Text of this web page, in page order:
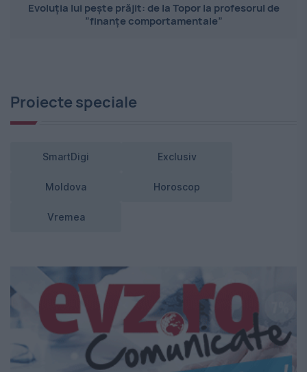
Evoluția lui pește prăjit: de la Topor la profesorul de
”finanțe comportamentale”
Proiecte speciale
SmartDigi Exclusiv
Moldova Horoscop
Vremea